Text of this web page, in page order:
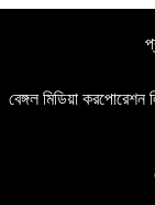
বেঙ্গল মিডিয়া